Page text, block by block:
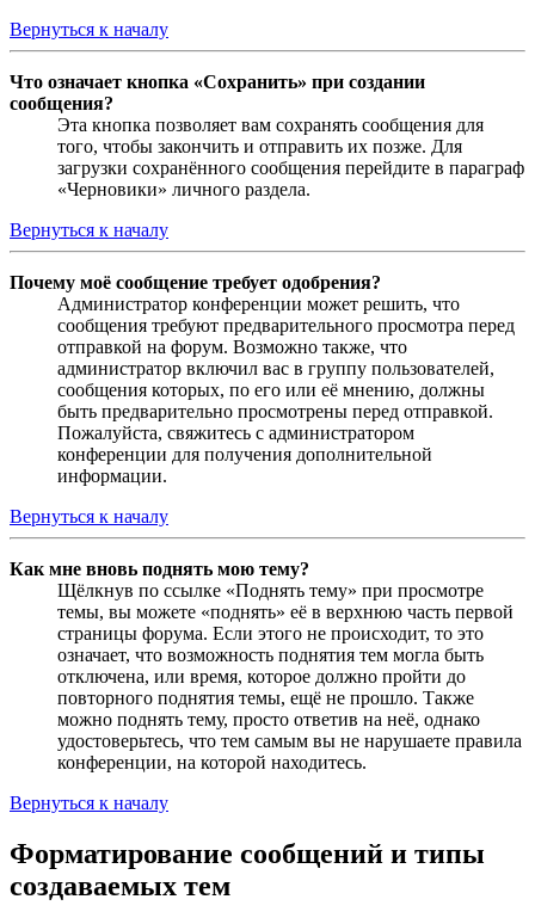
Вернуться к началу
Что означает кнопка «Сохранить» при создании
сообщения?
Эта кнопка позволяет вам сохранять сообщения для
того, чтобы закончить и отправить их позже. Для
загрузки сохранённого сообщения перейдите в параграф
«Черновики» личного раздела.
Вернуться к началу
Почему моё сообщение требует одобрения?
Администратор конференции может решить, что
сообщения требуют предварительного просмотра перед
отправкой на форум. Возможно также, что
администратор включил вас в группу пользователей,
сообщения которых, по его или её мнению, должны
быть предварительно просмотрены перед отправкой.
Пожалуйста, свяжитесь с администратором
конференции для получения дополнительной
информации.
Вернуться к началу
Как мне вновь поднять мою тему?
Щёлкнув по ссылке «Поднять тему» при просмотре
темы, вы можете «поднять» её в верхнюю часть первой
страницы форума. Если этого не происходит, то это
означает, что возможность поднятия тем могла быть
отключена, или время, которое должно пройти до
повторного поднятия темы, ещё не прошло. Также
можно поднять тему, просто ответив на неё, однако
удостоверьтесь, что тем самым вы не нарушаете правила
конференции, на которой находитесь.
Вернуться к началу
Форматирование сообщений и типы
создаваемых тем